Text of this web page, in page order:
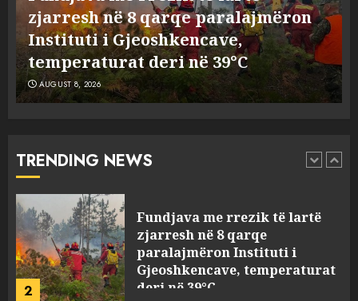
zjarresh në 8 qarqe paralajmëron
Instituti i Gjeoshkencave,
temperaturat deri në 39°C
AUGUST 8, 2026
TRENDING NEWS
1
vrau: Çfarë thonë fqinjët
AUGUST 8, 2026
2
Fundjava me rrezik të lartë
deri në 39°C
3
“Kthehu në Shqipëri”/ Sulm
racist në rrjetet sociale ndaj
gazetarit grek me origjinë
shqiptare: Je mysafir këtu,
nuk duhet të flasësh!